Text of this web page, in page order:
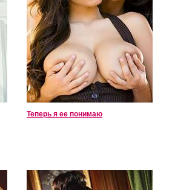
Теперь я ее понимаю